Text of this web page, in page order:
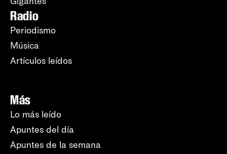
Radio
Periodismo
Música
Artículos leídos
Más
Lo más leído
Apuntes del día
Apuntes de la semana